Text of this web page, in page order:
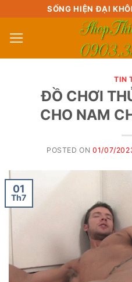
content
SỐNG HIỆN ĐẠI
TIN
ĐỒ CHƠI
CHO NAM
POSTED ON01/07/
01
Th7